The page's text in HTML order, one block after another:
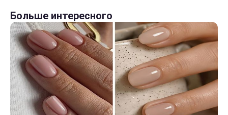
Больше интересного